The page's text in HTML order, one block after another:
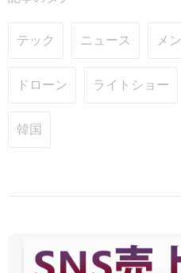
テック ニュース メ
ドローン ライトショー
韓国